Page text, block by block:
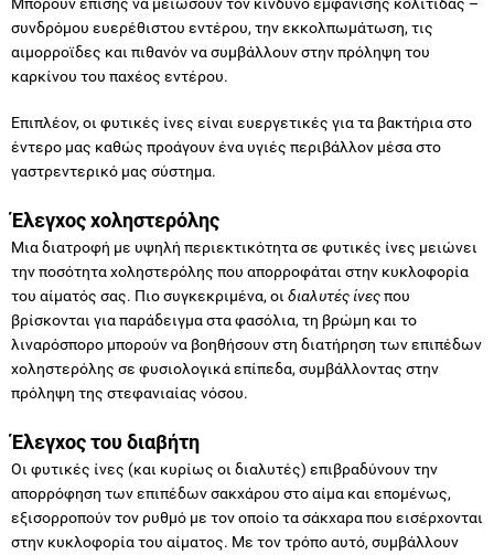
συνδρόμου ευερέθιστου εντέρου, την εκκολπωμάτωση, τις
αιμορροϊδες και πιθανόν να συμβάλλουν στην πρόληψη του
καρκίνου του παχέος εντέρου.
Επιπλέον, οι φυτικές ίνες είναι ευεργετικές για τα βακτήρια στο
έντερο μας καθώς προάγουν ένα υγιές περιβάλλον μέσα στο
γαστρεντερικό μας σύστημα.
Έλεγχος χοληστερόλης
Μια διατροφή με υψηλή περιεκτικότητα σε φυτικές ίνες μειώνει
την ποσότητα χοληστερόλης που απορροφάται στην κυκλοφορία
του αίματός σας. Πιο συγκεκριμένα, οι διαλυτές ίνεςπου
βρίσκονται για παράδειγμα στα φασόλια, τη βρώμη και το
λιναρόσπορο μπορούν να βοηθήσουν στη διατήρηση των επιπέδων
χοληστερόλης σε φυσιολογικά επίπεδα, συμβάλλοντας στην
πρόληψη της στεφανιαίας νόσου.
Έλεγχος του διαβήτη
Οι φυτικές ίνες (και κυρίως οι διαλυτές) επιβραδύνουν την
απορρόφηση των επιπέδων σακχάρου στο αίμα και επομένως,
εξισορροπούν τον ρυθμό με τον οποίο τα σάκχαρα που εισέρχονται
στην κυκλοφορία του αίματος. Με τον τρόπο αυτό, συμβάλλουν